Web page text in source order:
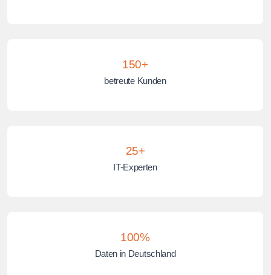
150+
betreute Kunden
25+
IT-Experten
100%
Daten in Deutschland